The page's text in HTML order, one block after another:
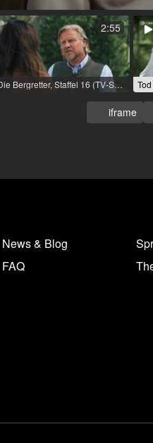
Die Bergretter, Staffel 16 (TV-Serie) / 2024 / Rolle: Jürgen Steiner / R: Heinz Dietz / ZDF
2:55
iframe
News & Blog
FAQ